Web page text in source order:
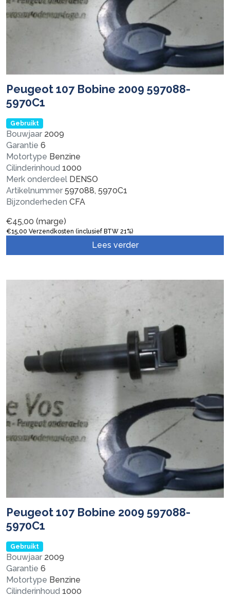
Peugeot 107 Bobine 2009 597088-
5970C1
Gebruikt
Bouwjaar 2009
Garantie 6
Motortype Benzine
Cilinderinhoud 1000
Merk onderdeel DENSO
Artikelnummer 597088, 5970C1
Bijzonderheden CFA
€45,00 (marge)
€15,00 Verzendkosten (inclusief BTW 21%)
Lees verder
Peugeot 107 Bobine 2009 597088-
5970C1
Gebruikt
Bouwjaar 2009
Garantie 6
Motortype Benzine
Cilinderinhoud 1000